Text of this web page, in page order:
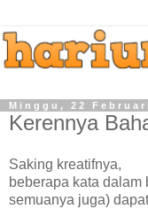
Minggu, 22
Kerennya
Saking kreatifnya,
beberapa kata
semuanya juga)